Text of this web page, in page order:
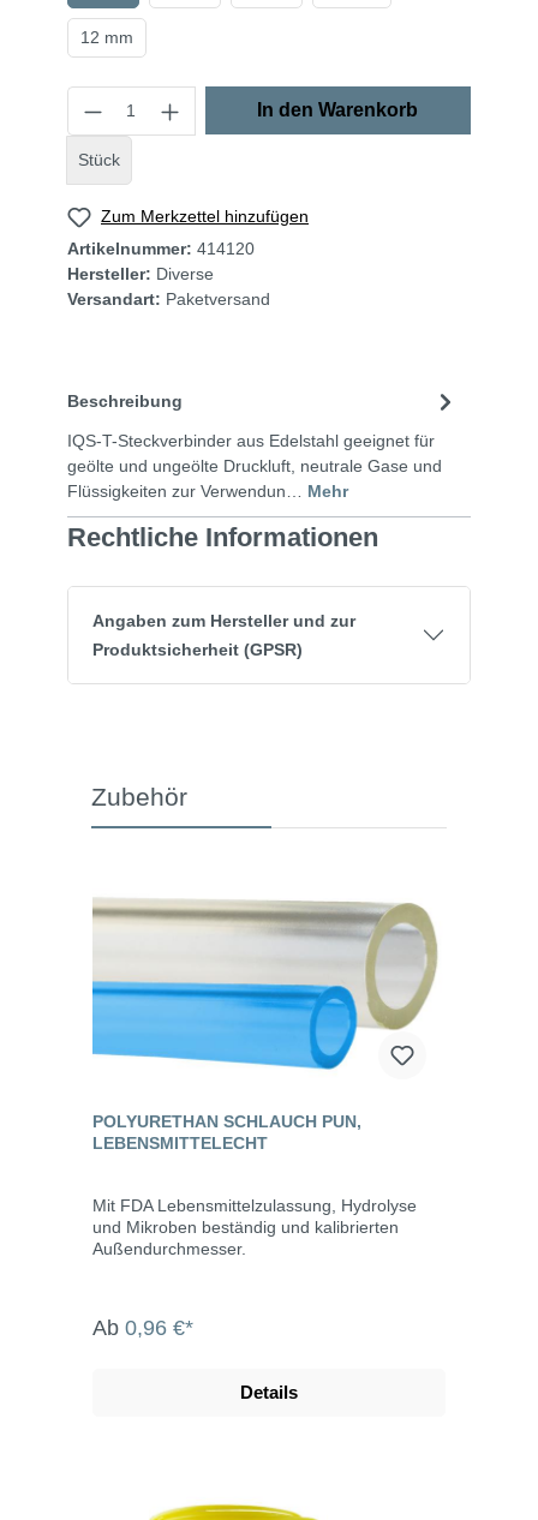
12 mm
Stück
In den Warenkorb
Zum Merkzettel hinzufügen
Artikelnummer: 414120
Hersteller: Diverse
Versandart: Paketversand
Beschreibung
IQS-T-Steckverbinder aus Edelstahl geeignet für
geölte und ungeölte Druckluft, neutrale Gase und
Flüssigkeiten zur Verwendun… Mehr
Rechtliche Informationen
Angaben zum Hersteller und zur
Produktsicherheit (GPSR)
Zubehör
POLYURETHAN SCHLAUCH PUN,
LEBENSMITTELECHT
Mit FDA Lebensmittelzulassung, Hydrolyse
und Mikroben beständig und kalibrierten
Außendurchmesser.
Ab 0,96 €*
Details